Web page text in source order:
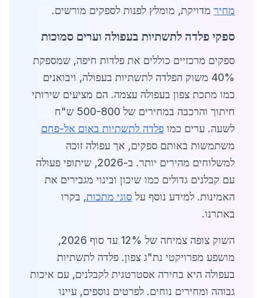
מחיר מדויקת, מומלץ לפנות לספקים מורשים.
ספקי פלדה לתשתיות בעפולה וערים סמוכות
ספקים מרכזיים כוללים את פלדות חיפה, שמספקת
40% משוק הפלדה לתשתיות בעפולה, ויבואנים
כמו מתכת צפון בעפולה עצמה. הם מציעים שירותי
חיתוך והרכבה במחירים של 500-800 ש"ח
לשעה. ערים כמו פלדה לתשתיות באום אל-פחם
משתמשות באותם ספקים, אך עפולה זוכה
למשלוחים מהירים יותר. ב-2026, שיתופי פעולה
עם קבלנים גדולים כמו שיכון ובינוי מגבירים את
האמינות. למידע נוסף על סוגי מתכות, בקרו
באתרנו.
השוק צופה צמיחה של 12% עד סוף 2026,
מושפע מפרויקטי נת"ג צפון. פלדה לתשתיות
בעפולה היא בחירה אסטרטגית לקבלנים, עם איכות
גבוהה ומחירים נוחים. לפרטים נוספים, עיינו